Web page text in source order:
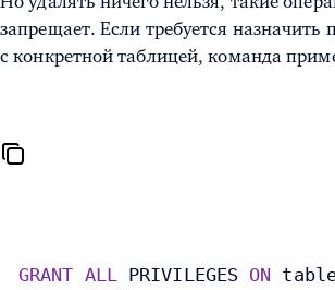
запрещает. Если требуется назначить
с конкретной таблицей, команда
GRANT ALL PRIVILEGES ON